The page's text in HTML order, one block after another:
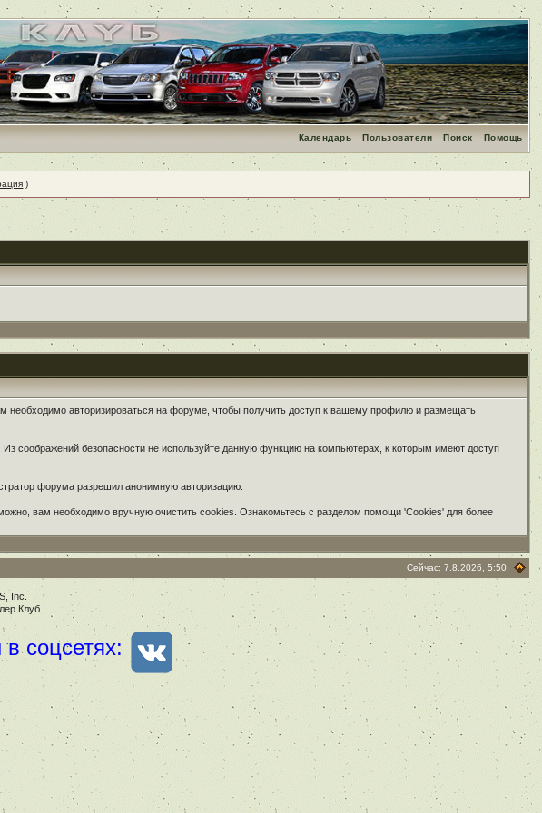
Помощь
Поиск
Пользователи
Календарь
)
авторизироваться на форуме, чтобы получить доступ к вашему профилю и размещать
соображений безопасности не используйте данную функцию на компьютерах, к которым имеют доступ
форума разрешил анонимную авторизацию.
вам необходимо вручную очистить cookies. Ознакомьтесь с разделом помощи 'Cookies' для более
Сейчас: 7.8.2026, 5:50
Inc
Клуб
соцсетях: